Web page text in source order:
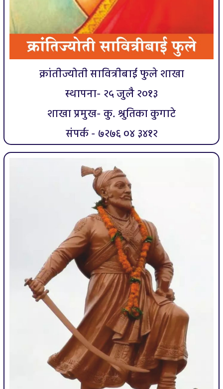
क्रांतीज्योती सावित्रीबाई फुले शाखा
स्थापना- २५ जुलै २०१३
शाखा प्रमुख- कु. श्रुतिका कुगाटे
संपर्क - ७२७६ ०४ ३४१२